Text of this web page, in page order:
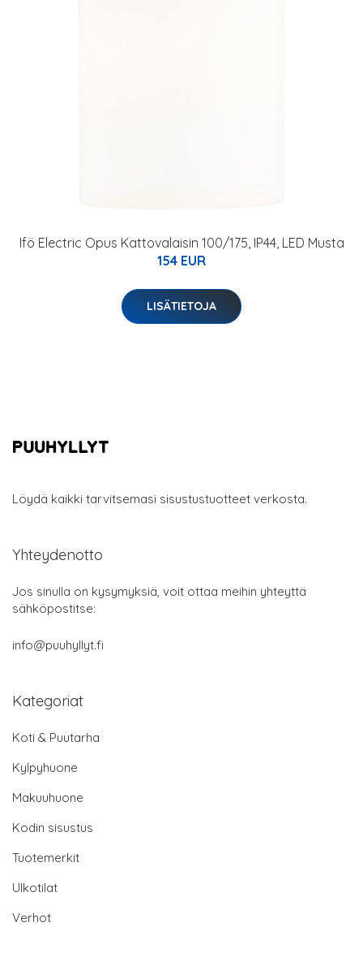
Ifö Electric Opus Kattovalaisin 100/175, IP44, LED Musta
154 EUR
LISÄTIETOJA
Löydä kaikki tarvitsemasi sisustustuotteet verkosta.
Yhteydenotto
Jos sinulla on kysymyksiä, voit ottaa meihin yhteyttä
sähköpostitse:
info@puuhyllyt.fi
Kategoriat
Koti & Puutarha
Kylpyhuone
Makuuhuone
Kodin sisustus
Tuotemerkit
Ulkotilat
Verhot